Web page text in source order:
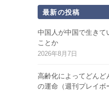
最新の投稿
中国人が中国で生きて
ことか
2026年8月7日
高齢化によってどんど
の運命（週刊プレイボ